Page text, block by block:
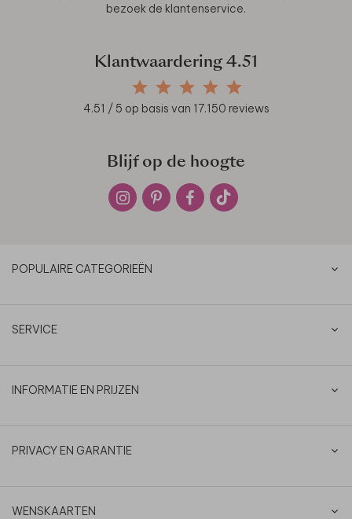
bezoek de klantenservice.
Klantwaardering 4.51
4.51 / 5 op basis van 17.150 reviews
Blijf op de hoogte
POPULAIRE CATEGORIEËN
SERVICE
INFORMATIE EN PRIJZEN
PRIVACY EN GARANTIE
WENSKAARTEN